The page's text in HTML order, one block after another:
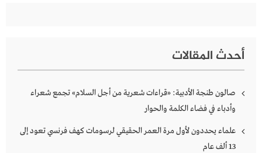
أحدث المقالات
صالون طنجة الأدبية: «قراءات شعرية من أجل السلام» تجمع شعراء
وأدباء في فضاء الكلمة والحوار
علماء يحددون لأول مرة العمر الحقيقي لرسومات كهف فرنسي تعود إلى
13 ألف عام